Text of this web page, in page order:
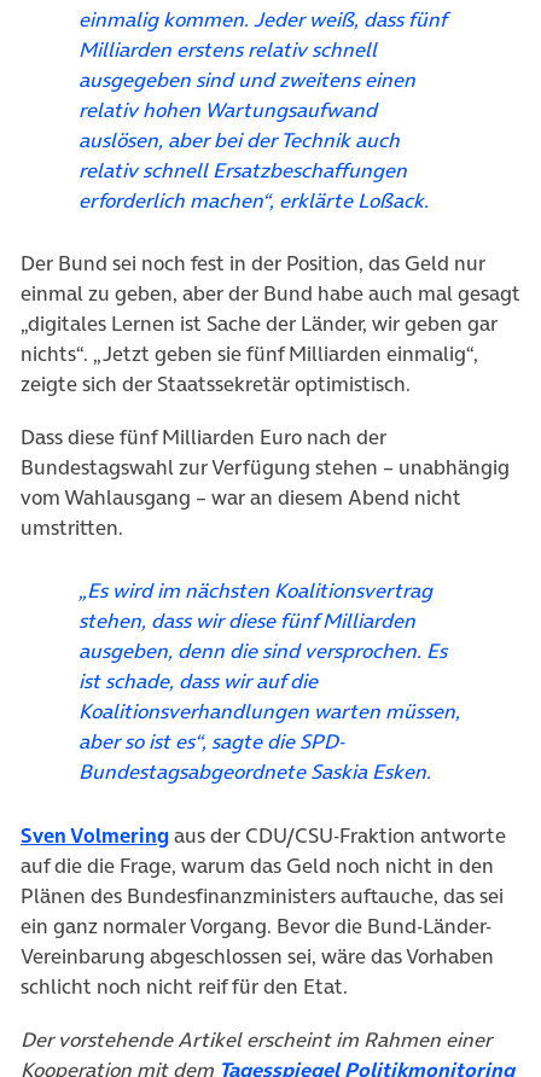
einmalig kommen. Jeder weiß, dass fünf
Milliarden erstens relativ schnell
ausgegeben sind und zweitens einen
relativ hohen Wartungsaufwand
auslösen, aber bei der Technik auch
relativ schnell Ersatzbeschaffungen
erforderlich machen“, erklärte Loßack.
Der Bund sei noch fest in der Position, das Geld nur
einmal zu geben, aber der Bund habe auch mal gesagt
„digitales Lernen ist Sache der Länder, wir geben gar
nichts“. „Jetzt geben sie fünf Milliarden einmalig“,
zeigte sich der Staatssekretär optimistisch.
Dass diese fünf Milliarden Euro nach der
Bundestagswahl zur Verfügung stehen – unabhängig
vom Wahlausgang – war an diesem Abend nicht
umstritten.
„Es wird im nächsten Koalitionsvertrag
stehen, dass wir diese fünf Milliarden
ausgeben, denn die sind versprochen. Es
ist schade, dass wir auf die
Koalitionsverhandlungen warten müssen,
aber so ist es“, sagte die SPD-
Bundestagsabgeordnete Saskia Esken.
Sven Volmering(öffnet in neuem Tab)
aus der CDU/CSU-Fraktion antworte
auf die die Frage, warum das Geld noch nicht in den
Plänen des Bundesfinanzministers auftauche, das sei
ein ganz normaler Vorgang. Bevor die Bund-Länder-
Vereinbarung abgeschlossen sei, wäre das Vorhaben
schlicht noch nicht reif für den Etat.
Der vorstehende Artikel erscheint im Rahmen einer
Kooperation mit dem Tagesspiegel Politikmonitoring